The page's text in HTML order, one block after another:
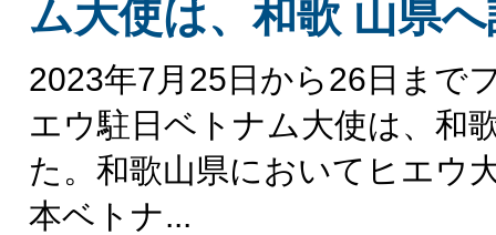
ム大使は、和歌 山県
2023年7月25日から26日まで
エウ駐日ベトナム大使は、和
た。和歌山県においてヒエウ
本ベトナ...